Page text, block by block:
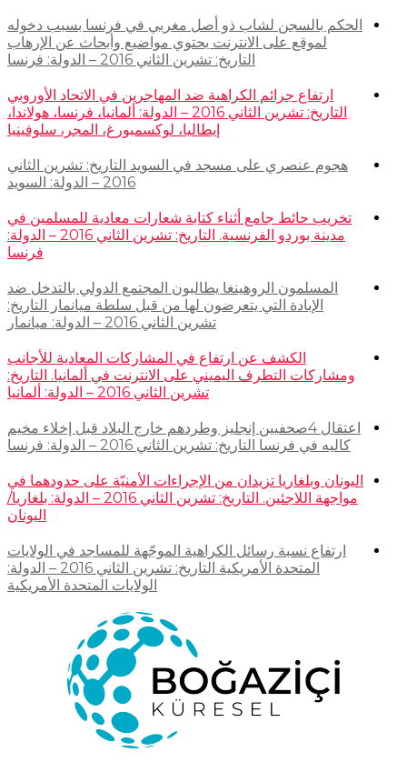
الحكم بالسجن لشاب ذو أصل مغربي في فرنسا بسبب دخوله
لموقع على الانترنت يحتوي مواضيع وأبحاث عن الإرهاب
التاريخ: تشرين الثاني 2016 – الدولة: فرنسا
ارتفاع جرائم الكراهية ضد المهاجرين في الاتحاد الأوروبي
التاريخ: تشرين الثاني 2016 – الدولة: ألمانيا، فرنسا، هولاندا،
إيطاليا، لوكسمبورغ، المجر، سلوفينيا
هجوم عنصري على مسجد في السويد التاريخ: تشرين الثاني
2016 – الدولة: السويد
تخريب حائط جامع أثناء كتابة شعارات معادية للمسلمين في
مدينة بوردو الفرنسية. التاريخ: تشرين الثاني 2016 – الدولة:
فرنسا
المسلمون الروهينغا يطالبون المجتمع الدولي بالتدخل ضد
الإبادة التي يتعرضون لها من قبل سلطة ميانمار التاريخ:
تشرين الثاني 2016 – الدولة: ميانمار
الكشف عن ارتفاع في المشاركات المعادية للأجانب
ومشاركات التطرف اليميني على الانترنت في ألمانيا. التاريخ:
تشرين الثاني 2016 – الدولة: ألمانيا
اعتقال 4صحفيين إنجليز وطردهم خارج البلاد قبل إخلاء مخيم
كاليه في فرنسا التاريخ: تشرين الثاني 2016 – الدولة: فرنسا
اليونان وبلغاريا تزيدان من الإجراءات الأمنيّة على حدودهما في
مواجهة اللاجئين. التاريخ: تشرين الثاني 2016 – الدولة: بلغاريا/
اليونان
ارتفاع نسبة رسائل الكراهية الموجّهة للمساجد في الولايات
المتحدة الأمريكية التاريخ: تشرين الثاني 2016 – الدولة:
الولايات المتحدة الأمريكية